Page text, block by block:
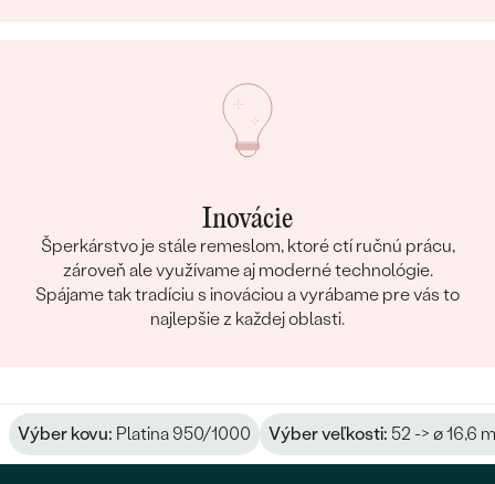
Inovácie
Šperkárstvo je stále remeslom, ktoré ctí ručnú prácu,
zároveň ale využívame aj moderné technológie.
Spájame tak tradíciu s inováciou a vyrábame pre vás to
najlepšie z každej oblasti.
Výber kovu: Platina 950/1000 Výber veľkosti: 52 -> ø 16,6